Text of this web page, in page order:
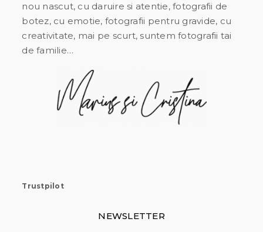
nou nascut, cu daruire si atentie, fotografii de
botez, cu emotie, fotografii pentru gravide, cu
creativitate, mai pe scurt, suntem fotografii tai
de familie…
Trustpilot
NEWSLETTER